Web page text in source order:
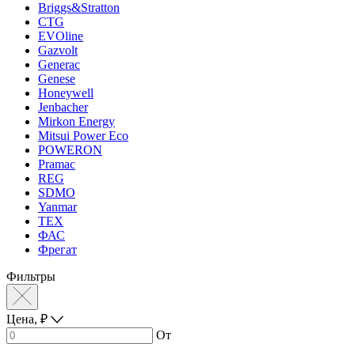
Briggs&Stratton
CTG
EVOline
Gazvolt
Generac
Genese
Honeywell
Jenbacher
Mirkon Energy
Mitsui Power Eco
POWERON
Pramac
REG
SDMO
Yanmar
ТЕХ
ФАС
Фрегат
Фильтры
Цена, ₽
От